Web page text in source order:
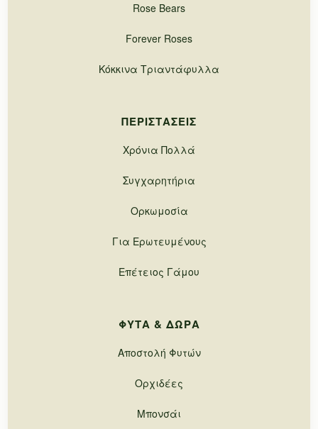
Rose Bears
Forever Roses
Κόκκινα Τριαντάφυλλα
ΠΕΡΙΣΤΆΣΕΙΣ
Χρόνια Πολλά
Συγχαρητήρια
Ορκωμοσία
Για Ερωτευμένους
Επέτειος Γάμου
ΦΥΤΆ & ΔΏΡΑ
Αποστολή Φυτών
Ορχιδέες
Μπονσάι